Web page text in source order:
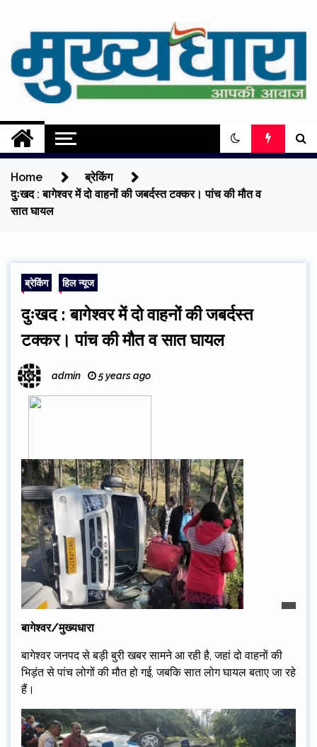
content
Mukhyadhara
Aapki Aawaz
Home
ब्रेकिंग
दुःखद : बागेश्वर में दो वाहनों की जबर्दस्त टक्कर। पांच की मौत व
सात घायल
ब्रेकिंग हिल न्यूज
दुःखद : बागेश्वर में दो वाहनों की जबर्दस्त
टक्कर। पांच की मौत व सात घायल
admin 5 years ago
बागेश्वर/मुख्यधारा
बागेश्वर जनपद से बड़ी बुरी खबर सामने आ रही है, जहां दो वाहनों की
भिड़ंत से पांच लोगों की मौत हो गई, जबकि सात लोग घायल बताए जा रहे
हैं।